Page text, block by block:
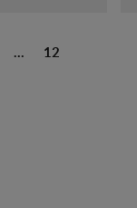
... 12